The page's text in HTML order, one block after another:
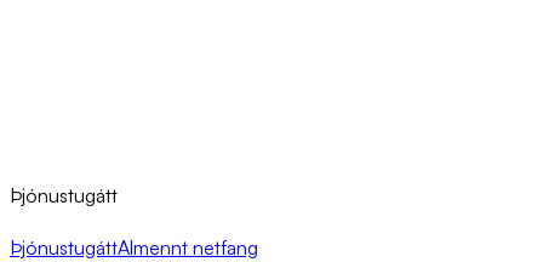
Þjónustugátt
ÞjónustugáttAlmennt netfang